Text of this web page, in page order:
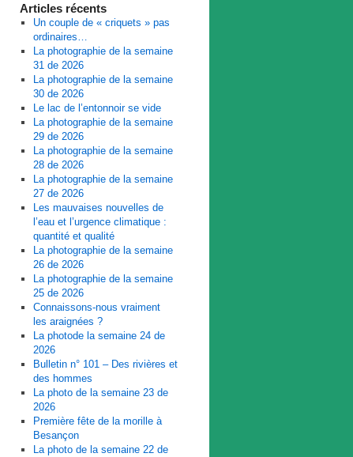
Articles récents
Un couple de « criquets » pas
ordinaires…
La photographie de la semaine
31 de 2026
La photographie de la semaine
30 de 2026
Le lac de l’entonnoir se vide
La photographie de la semaine
29 de 2026
La photographie de la semaine
28 de 2026
La photographie de la semaine
27 de 2026
Les mauvaises nouvelles de
l’eau et l’urgence climatique :
quantité et qualité
La photographie de la semaine
26 de 2026
La photographie de la semaine
25 de 2026
Connaissons-nous vraiment
les araignées ?
La photode la semaine 24 de
2026
Bulletin n° 101 – Des rivières et
des hommes
La photo de la semaine 23 de
2026
Première fête de la morille à
Besançon
La photo de la semaine 22 de